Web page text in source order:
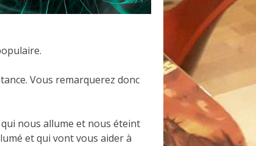
Vous remarquerez donc
nous allume et nous éteint
et qui vont vous aider à